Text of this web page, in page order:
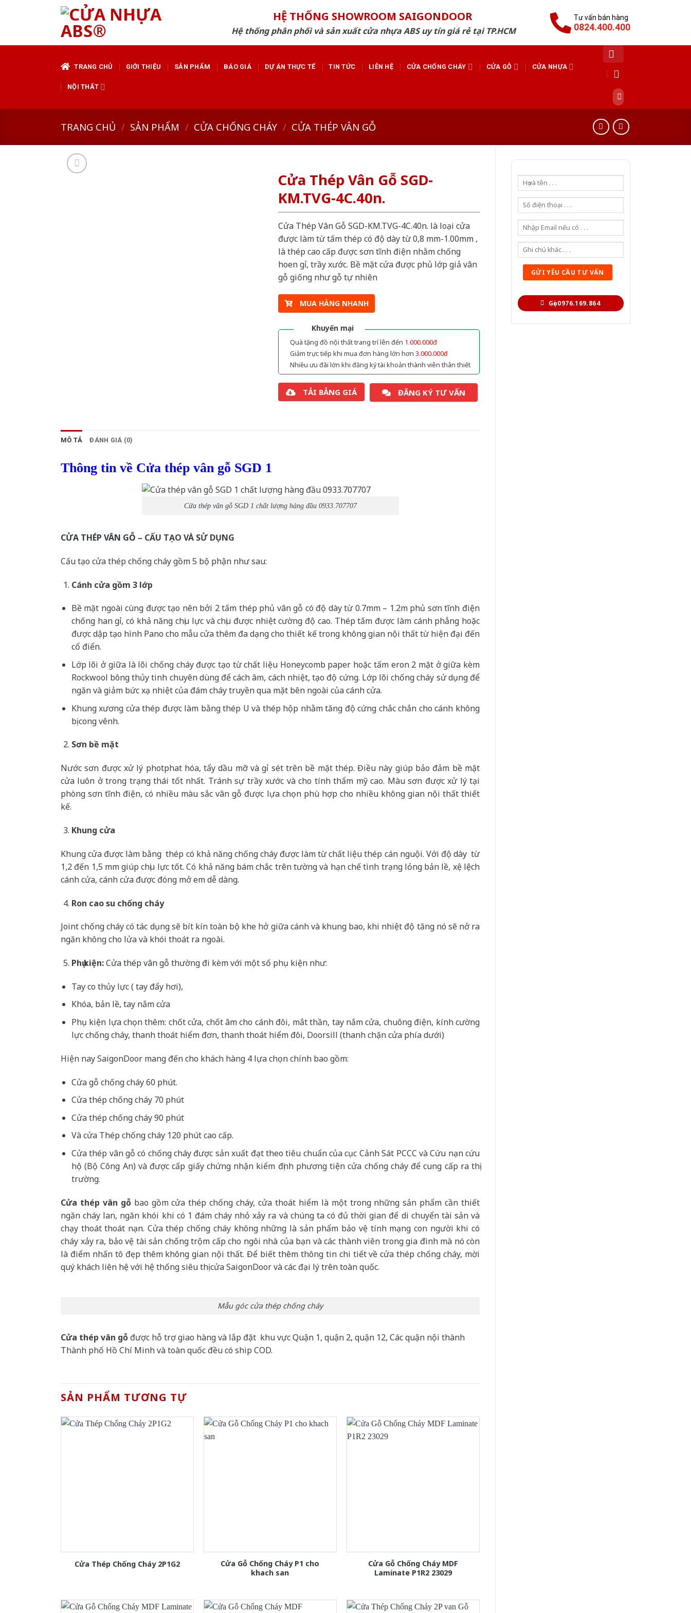
HỆ THỐNG SHOWROOM SAIGONDOOR
Hệ thống phân phối và sản xuất cửa nhựa ABS uy tín giá rẻ tại TP.HCM
Tư vấn bán hàng
0824.400.400
TRANG CHỦ GIỚI THIỆU SẢN PHẨM BÁO GIÁ DỰ ÁN THỰC TẾ TIN TỨC LIÊN HỆ CỬA CHỐNG CHÁY CỬA GỖ CỬA NHỰA
NỘI THẤT
Tìm
kiếm:
TRANG CHỦ / SẢN PHẨM / CỬA CHỐNG CHÁY / CỬA THÉP VÂN GỖ
Gọi 0976.169.864
Cửa Thép Vân Gỗ SGD-
KM.TVG-4C.40n.
Cửa Thép Vân Gỗ SGD-KM.TVG-4C.40n. là loại cửa
được làm từ tấm thép có độ dày từ 0,8 mm-1.00mm ,
là thép cao cấp được sơn tĩnh điện nhằm chống
hoen gỉ, trầy xước. Bề mặt cửa được phủ lớp giả vân
gỗ giống như gỗ tự nhiên
MUA HÀNG NHANH
Khuyến mại
Quà tặng đồ nội thất trang trí lên đến 1.000.000đ
Giảm trực tiếp khi mua đơn hàng lớn hơn 3.000.000đ
Nhiều ưu đãi lớn khi đăng ký tài khoản thành viên thân thiết
TẢI BẢNG GIÁ ĐĂNG KÝ TƯ VẤN
MÔ TẢ ĐÁNH GIÁ (0)
Thông tin về Cửa thép vân gỗ SGD 1
Cửa thép vân gỗSGD 1 chất lượng hàng đầu 0933.707707
CỬA THÉP VÂN GỖ – CẤU TẠO VÀ SỬ DỤNG
Cấu tạo cửa thép chống cháy gồm 5 bộ phận như sau:
Cánh cửa gồm 3 lớp
Bề mặt ngoài cùng được tạo nên bởi 2 tấm thép phủ vân gỗ có độ dày từ 0.7mm – 1.2m phủ sơn tĩnh điện
chống han gỉ, có khả năng chịu lực và chịu được nhiệt cường độ cao. Thép tấm được làm cánh phẳng hoặc
được dập tạo hình Pano cho mẫu cửa thêm đa dạng cho thiết kế trong không gian nội thất từ hiện đại đến
cổ điển.
Lớp lõi ở giữa là lõi chống cháy được tạo từ chất liệu Honeycomb paper hoặc tấm eron 2 mặt ở giữa kèm
Rockwool bông thủy tinh chuyên dùng để cách âm, cách nhiệt, tạo độ cứng. Lớp lõi chống cháy sử dụng để
ngăn và giảm bức xạ nhiệt của đám cháy truyền qua mặt bên ngoài của cánh cửa.
Khung xương cửa thép được làm bằng thép U và thép hộp nhằm tăng độ cứng chắc chắn cho cánh không
bị cong vênh.
Sơn bề mặt
Nước sơn được xử lý photphat hóa, tẩy dầu mỡ và gỉ sét trên bề mặt thép. Điều này giúp bảo đảm bề mặt
cửa luôn ở trong trạng thái tốt nhất. Tránh sự trầy xước và cho tính thẩm mỹ cao. Màu sơn được xử lý tại
phòng sơn tĩnh điện, có nhiều màu sắc vân gỗ được lựa chọn phù hợp cho nhiều không gian nội thất thiết
kế.
Khung cửa
Khung cửa được làm bằng thép có khả năng chống cháy được làm từ chất liệu thép cán nguội. Với độ dày từ
1,2 đến 1,5 mm giúp chịu lực tốt. Có khả năng bám chắc trên tường và hạn chế tình trạng lỏng bản lề, xệ lệch
cánh cửa, cánh cửa được đóng mở em dễ dàng.
Ron cao su chống cháy
Joint chống cháy có tác dụng sẽ bít kín toàn bộ khe hở giữa cánh và khung bao, khi nhiệt độ tăng nó sẽ nở ra
ngăn không cho lửa và khói thoát ra ngoài.
Phụ kiện:Cửa thép vân gỗ thường đi kèm với một số phụ kiện như:
Tay co thủy lực ( tay đẩy hơi),
Khóa, bản lề, tay nắm cửa
Phụ kiện lựa chọn thêm: chốt cửa, chốt âm cho cánh đôi, mắt thần, tay nắm cửa, chuông điện, kính cường
lực chống cháy, thanh thoát hiểm đơn, thanh thoát hiểm đôi, Doorsill (thanh chặn cửa phía dưới)
Hiện nay SaigonDoor mang đến cho khách hàng 4 lựa chọn chính bao gồm:
Cửa gỗ chống cháy 60 phút.
Cửa thép chống cháy 70 phút
Cửa thép chống cháy 90 phút
Và cửa Thép chống cháy 120 phút cao cấp.
Cửa thép vân gỗ có chống cháy được sản xuất đạt theo tiêu chuẩn của cục Cảnh Sát PCCC và Cứu nạn cứu
hộ (Bộ Công An) và được cấp giấy chứng nhận kiểm định phương tiện cửa chống cháy để cung cấp ra thị
trường.
Cửa thép vân gỗbao gồm cửa thép chống cháy, cửa thoát hiểm là một trong những sản phẩm cần thiết
ngăn cháy lan, ngăn khói khi có 1 đám cháy nhỏ xảy ra và chúng ta có đủ thời gian để di chuyển tài sản và
chạy thoát thoát nạn. Cửa thép chống cháy không những là sản phẩm bảo vệ tính mạng con người khi có
cháy xảy ra, bảo vệ tài sản chống trộm cấp cho ngôi nhà của bạn và các thành viên trong gia đình mà nó còn
là điểm nhấn tô đẹp thêm không gian nội thất. Để biết thêm thông tin chi tiết về cửa thép chống cháy, mời
quý khách liên hệ với hệ thống siêu thị cửa SaigonDoor và các đại lý trên toàn quốc.
Mẫu góc cửa thép chống cháy
Cửa thép vân gỗ được hỗ trợ giao hàng và lắp đặt khu vực Quận 1, quận 2, quận 12, Các quận nội thành
Thành phố Hồ Chí Minh và toàn quốc đều có ship COD.
SẢN PHẨM TƯƠNG TỰ
Cửa Thép Chống Cháy 2P1G2
Cửa Gỗ Chống Cháy P1 cho
khach san
Cửa Gỗ Chống Cháy MDF
Laminate P1R2 23029